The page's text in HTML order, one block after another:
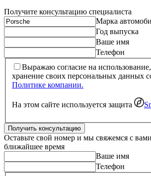
Получите консультацию специалиста
Марка
Год выпуска
Ваше имя
Телефон
Выражаю согласие на
хранение своих персональных данных
Политике компании.
На этом сайте используется защита
Получить консультацию
Оставьте свой номер и мы свяжемся с
ближайшее время
Ваше имя
Телефон